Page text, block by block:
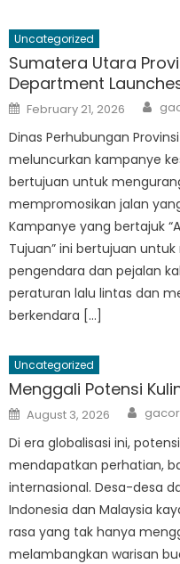
Uncategorized
Sumatera Utara
Department
Posted
on
February 21, 2026
Dinas Perhubungan
meluncurkan kampanye
bertujuan untuk
mempromosikan jalan
Kampanye yang bertajuk
Tujuan” ini bertujuan
pengendara dan pejalan
peraturan lalu lintas dan
berkendara […]
Uncategorized
Menggali Potensi
Posted
on
August 3, 2026
Di era globalisasi ini,
mendapatkan perhatian,
internasional. Desa-desa
Indonesia dan Malaysia
rasa yang tak hanya
melambangkan warisan